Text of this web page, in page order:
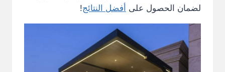
لضمان الحصول على
أفضل النتائج!